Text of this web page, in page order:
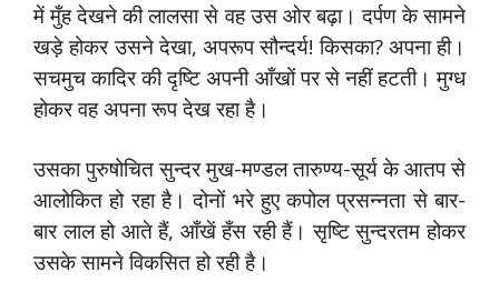
में मुँह देखने की लालसा से वह उस ओर बढ़ा। दर्पण के सामने
खड़े होकर उसने देखा, अपरूप सौन्दर्य! किसका? अपना ही।
सचमुच कादिर की दृष्टि अपनी आँखों पर से नहीं हटती। मुग्ध
होकर वह अपना रूप देख रहा है।
उसका पुरुषोचित सुन्दर मुख-मण्डल तारुण्य-सूर्य के आतप से
आलोकित हो रहा है। दोनों भरे हुए कपोल प्रसन्नता से बार-
बार लाल हो आते हैं, आँखें हँस रही हैं। सृष्टि सुन्दरतम होकर
उसके सामने विकसित हो रही है।